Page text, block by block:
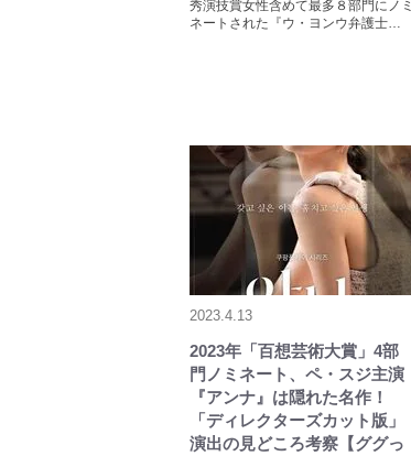
秀演技賞女性含めて最多８部門にノミ
ネートされた『ウ・ヨンウ弁護士…
2023.4.13
2023年「百想芸術大賞」4部
門ノミネート、ペ・スジ主演
『アンナ』は隠れた名作！
「ディレクターズカット版」
演出の見どころ考察【ググっ